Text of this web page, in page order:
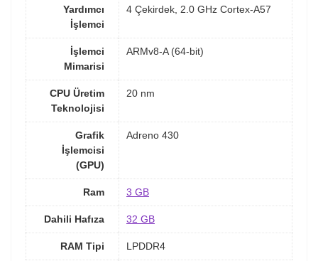
Yardımcı
İşlemci
4 Çekirdek, 2.0 GHz Cortex-A57
İşlemci
Mimarisi
ARMv8-A (64-bit)
CPU Üretim
Teknolojisi
20 nm
Grafik
İşlemcisi
(GPU)
Adreno 430
Ram 3 GB
Dahili Hafıza 32 GB
RAM Tipi LPDDR4